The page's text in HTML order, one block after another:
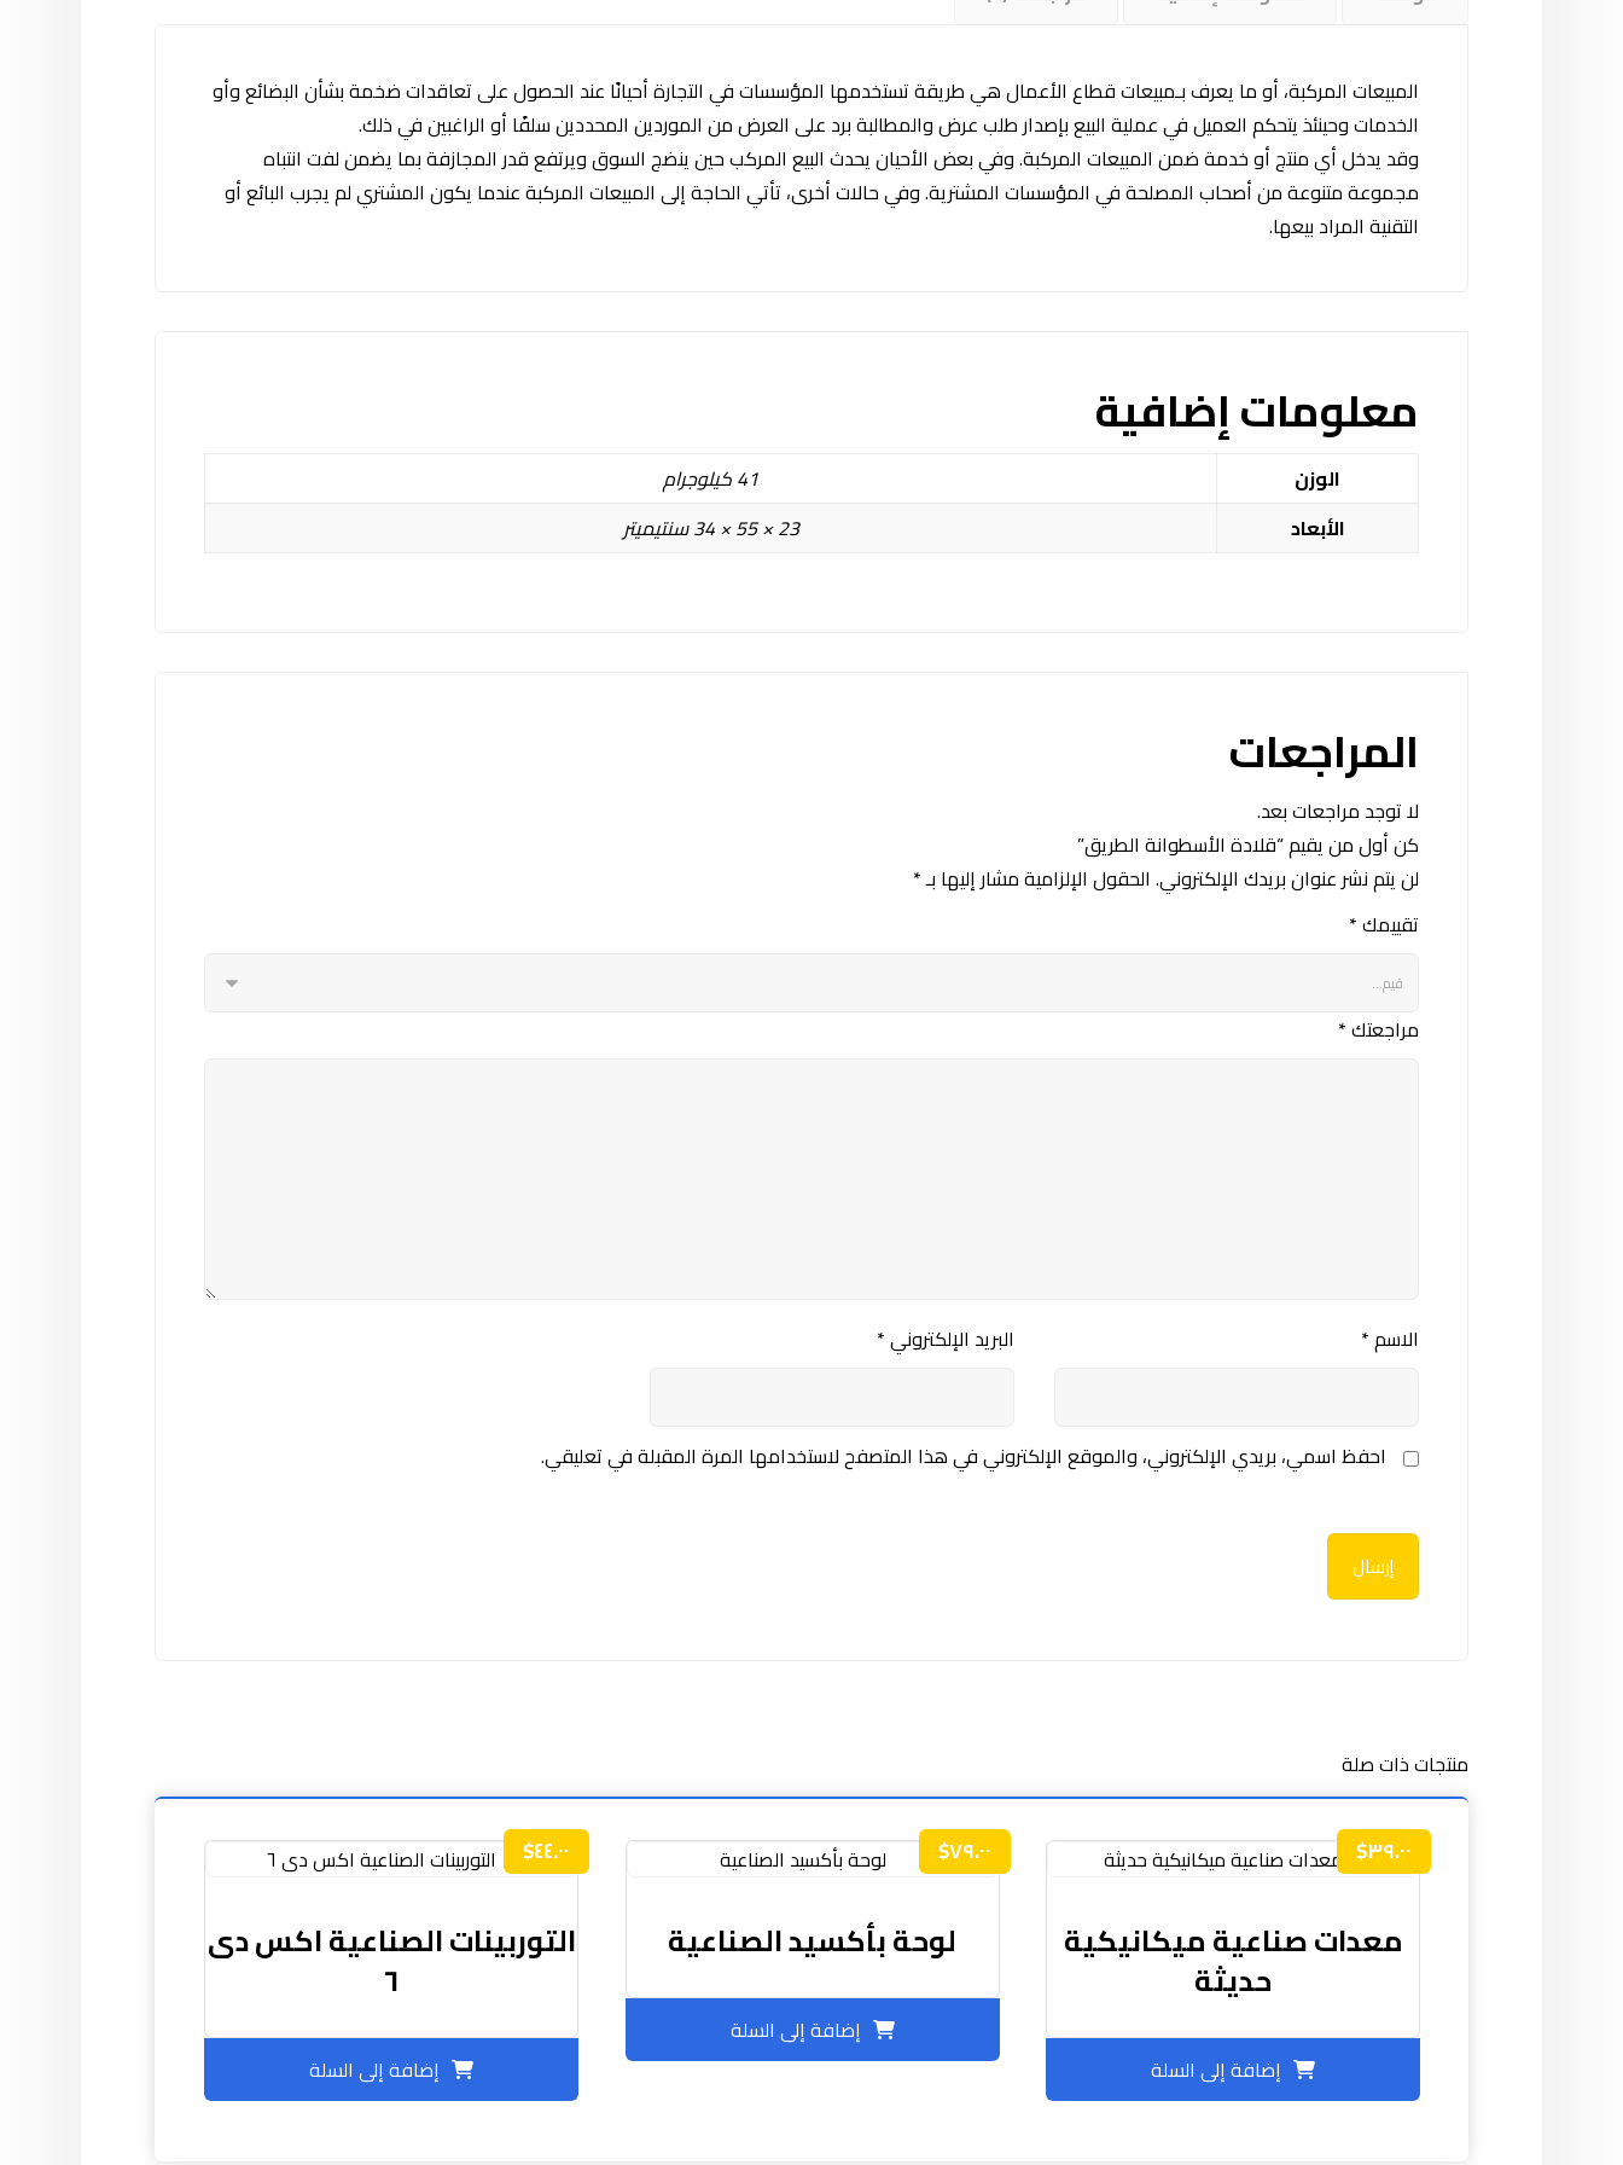
المبيعات المركبة، أو ما يعرف بـمبيعات قطاع الأعمال هي طريقة تستخدمها المؤسسات في التجارة أحيانًا عند الحصول على تعاقدات ضخمة بشأن البضائع وأو
الخدمات وحينئذ يتحكم العميل في عملية البيع بإصدار طلب عرض والمطالبة برد على العرض من الموردين المحددين سلفًا أو الراغبين في ذلك.
وقد يدخل أي منتج أو خدمة ضمن المبيعات المركبة. وفي بعض الأحيان يحدث البيع المركب حين ينضج السوق ويرتفع قدر المجازفة بما يضمن لفت انتباه
مجموعة متنوعة من أصحاب المصلحة في المؤسسات المشترية. وفي حالات أخرى، تأتي الحاجة إلى المبيعات المركبة عندما يكون المشتري لم يجرب البائع أو
التقنية المراد بيعها.
معلومات إضافية
الوزن
41 كيلوجرام
الأبعاد
23 × 55 × 34 سنتيميتر
المراجعات
لا توجد مراجعات بعد.
كن أول من يقيم “قلادة الأسطوانة الطريق”
لن يتم نشر عنوان بريدك الإلكتروني. الحقول الإلزامية مشار إليها بـ*
تقييمك*
مراجعتك*
الاسم* البريد الإلكتروني*
احفظ اسمي، بريدي الإلكتروني، والموقع الإلكتروني في هذا المتصفح لاستخدامها المرة المقبلة في تعليقي.
إرسال
منتجات ذات صلة
معدات صناعية ميكانيكية
حديثة
$٣٩.٠٠
إضافة إلى السلة
لوحة بأكسيد الصناعية
$٧٩.٠٠
إضافة إلى السلة
التوربينات الصناعية اکس دی
٦
$٤٤.٠٠
إضافة إلى السلة